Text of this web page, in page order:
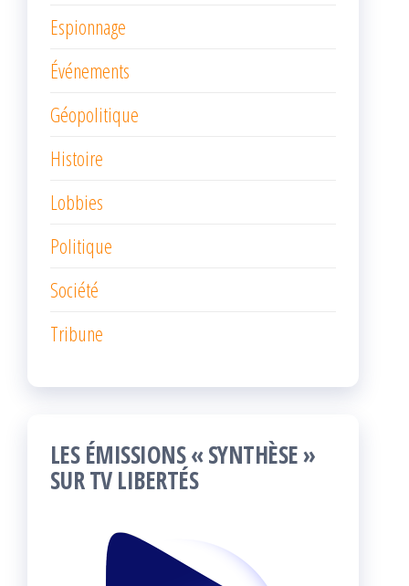
Espionnage
Événements
Géopolitique
Histoire
Lobbies
Politique
Société
Tribune
LES ÉMISSIONS « SYNTHÈSE »
SUR TV LIBERTÉS